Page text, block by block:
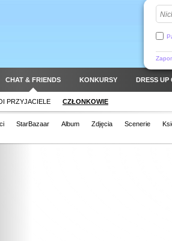
CHAT & FRIENDS KONKURSY DRESS UP
PRZYJACIELE CZŁONKOWIE
StarBazaar Album Zdjęcia Scenerie